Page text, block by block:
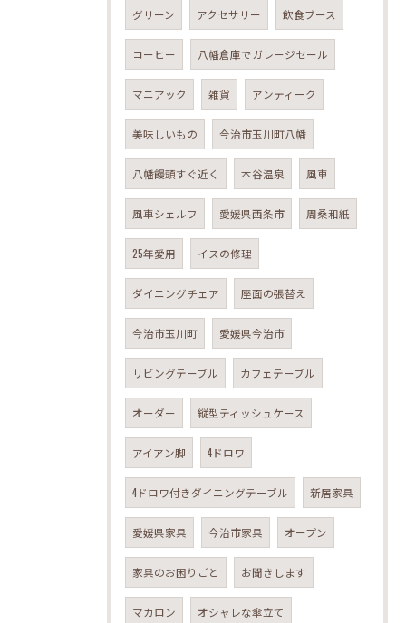
グリーン アクセサリー 飲食ブース
コーヒー 八幡倉庫でガレージセール
マニアック 雑貨 アンティーク
美味しいもの 今治市玉川町八幡
八幡饅頭すぐ近く 本谷温泉 風車
風車シェルフ 愛媛県西条市 周桑和紙
25年愛用 イスの修理
ダイニングチェア 座面の張替え
今治市玉川町 愛媛県今治市
リビングテーブル カフェテーブル
オーダー 縦型ティッシュケース
アイアン脚 4ドロワ
4ドロワ付きダイニングテーブル 新居家具
愛媛県家具 今治市家具 オープン
家具のお困りごと お聞きします
マカロン オシャレな傘立て